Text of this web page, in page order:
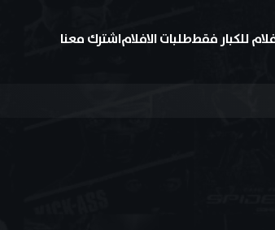
للكبار فقططلبات الافلاماشترك معنا